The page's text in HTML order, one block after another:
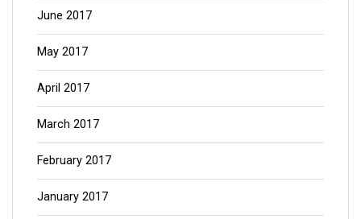
June 2017
May 2017
April 2017
March 2017
February 2017
January 2017